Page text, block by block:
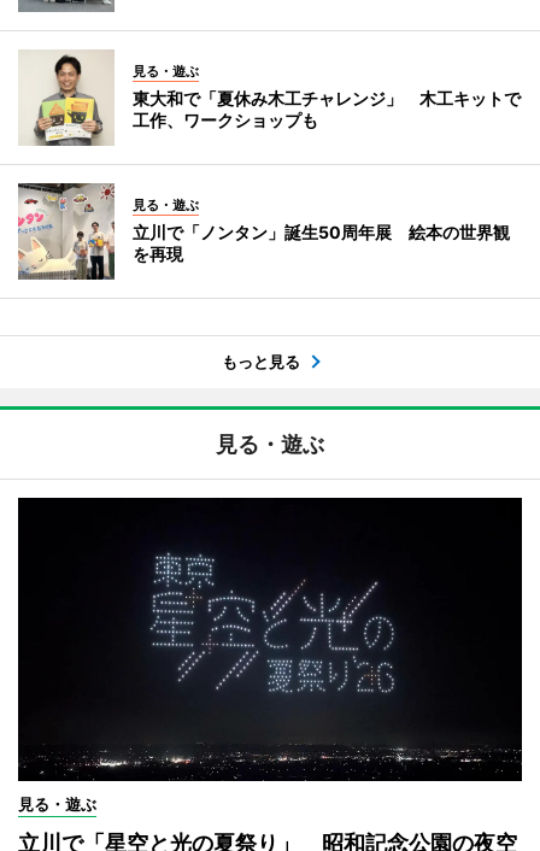
見る・遊ぶ
東大和で「夏休み木工チャレンジ」 木工キットで
工作、ワークショップも
見る・遊ぶ
立川で「ノンタン」誕生50周年展 絵本の世界観
を再現
もっと見る
見る・遊ぶ
見る・遊ぶ
立川で「星空と光の夏祭り」 昭和記念公園の夜空